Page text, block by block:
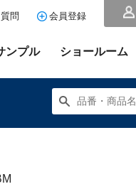
問 会員登録
ンプル ショールーム